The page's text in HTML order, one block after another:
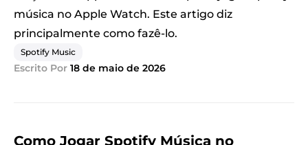
música no Apple Watch. Este artigo diz
principalmente como fazê-lo.
Spotify Music
Escrito Por 18 de maio de 2026
Como Jogar Spotify Música no